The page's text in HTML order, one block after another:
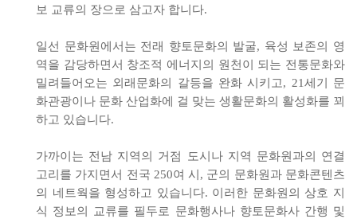
보 교류의 장으로 삼고자 합니다.
일선 문화원에서는 전래 향토문화의 발굴, 육성 보존의 영
역을 감당하면서 창조적 에너지의 원천이 되는 전통문화와
밀려들어오는 외래문화의 갈등을 완화 시키고, 21세기 문
화관광이나 문화 산업화에 걸 맞는 생활문화의 활성화를 꾀
하고 있습니다.
가까이는 전남 지역의 거점 도시나 지역 문화원과의 연결
고리를 가지면서 전국 250여 시, 군의 문화원과 문화콘텐츠
의 네트웍을 형성하고 있습니다. 이러한 문화원의 상호 지
식 정보의 교류를 필두로 문화행사나 향토문화사 간행 및